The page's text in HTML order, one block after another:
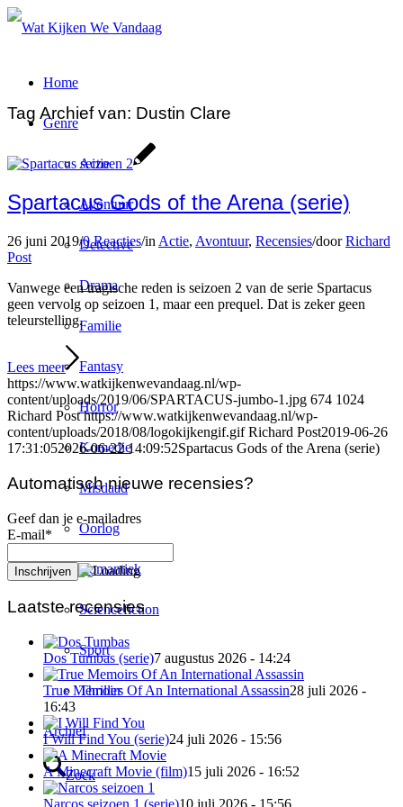
Home
Genre
Actie
Avontuur
Detective
Drama
Familie
Fantasy
Horror
Komedie
Misdaad
Oorlog
Romantiek
Sciencefiction
Sport
Thriller
Archief
Zoek
Tag Archief van: Dustin Clare
Spartacus Gods of the Arena (serie)
26 juni 2019/0 Reacties/in Actie, Avontuur, Recensies/doorRichard
Post
Vanwege een tragische reden is seizoen 2 van de serie Spartacus
geen vervolg op seizoen 1, maar een prequel. Dat is zeker geen
teleurstelling.
Lees meer
https://www.watkijkenwevandaag.nl/wp-
content/uploads/2019/06/SPARTACUS-jumbo-1.jpg 674 1024
Richard Post https://www.watkijkenwevandaag.nl/wp-
content/uploads/2018/08/logokijkengif.gif Richard Post2019-06-26
17:31:052026-06-22 14:09:52Spartacus Gods of the Arena (serie)
Automatisch nieuwe recensies?
Geef dan je e-mailadres
E-mail*
Laatste recensies
Dos Tumbas (serie)7 augustus 2026 - 14:24
True Memoirs Of An International Assassin28 juli 2026 -
16:43
I Will Find You (serie)24 juli 2026 - 15:56
A Minecraft Movie (film)15 juli 2026 - 16:52